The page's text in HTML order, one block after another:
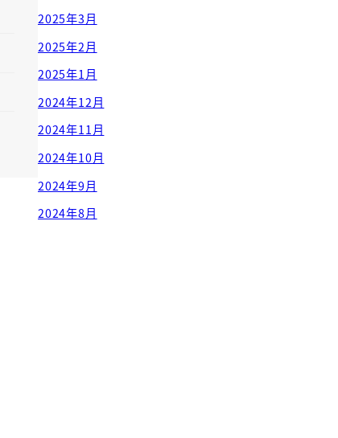
2025年3月
2025年2月
2025年1月
2024年12月
2024年11月
2024年10月
2024年9月
2024年8月